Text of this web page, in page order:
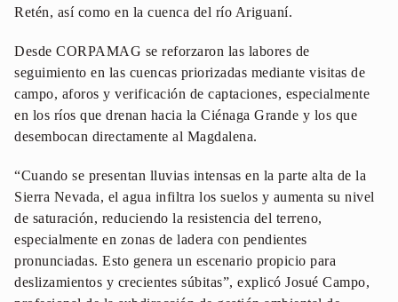
Retén, así como en la cuenca del río Ariguaní.
Desde CORPAMAG se reforzaron las labores de
seguimiento en las cuencas priorizadas mediante visitas de
campo, aforos y verificación de captaciones, especialmente
en los ríos que drenan hacia la Ciénaga Grande y los que
desembocan directamente al Magdalena.
“Cuando se presentan lluvias intensas en la parte alta de la
Sierra Nevada, el agua infiltra los suelos y aumenta su nivel
de saturación, reduciendo la resistencia del terreno,
especialmente en zonas de ladera con pendientes
pronunciadas. Esto genera un escenario propicio para
deslizamientos y crecientes súbitas”, explicó Josué Campo,